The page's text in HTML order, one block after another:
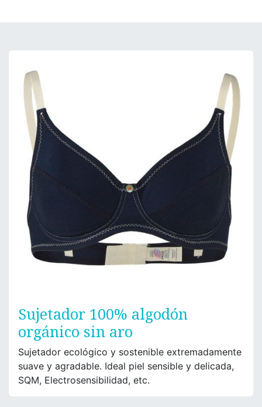
Sujetador 100% algodón
orgánico sin aro
Sujetador ecológico y sostenible extremadamente
suave y agradable. Ideal piel sensible y delicada,
SQM, Electrosensibilidad, etc.